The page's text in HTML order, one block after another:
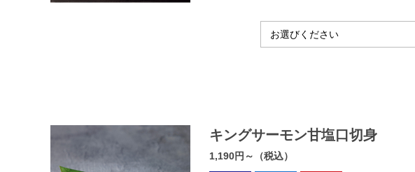
キングサーモン甘塩口切身
1,190円～（税込）